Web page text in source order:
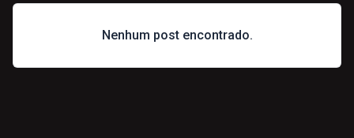
Nenhum post encontrado.